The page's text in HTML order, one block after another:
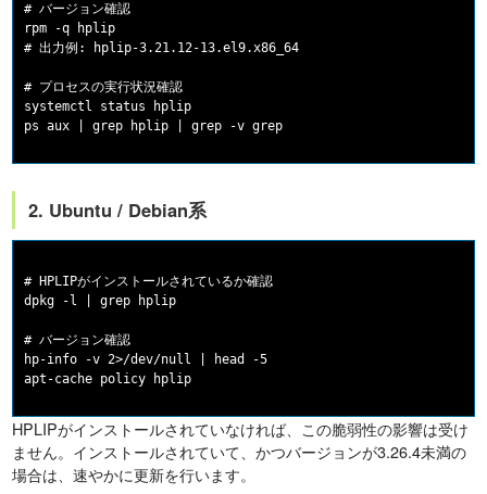
# バージョン確認
rpm -q hplip
# 出力例: hplip-3.21.12-13.el9.x86_64
# プロセスの実行状況確認
systemctl status hplip
2. Ubuntu / Debian系
# HPLIPがインストールされているか確認
dpkg -l | grep hplip
# バージョン確認
hp-info -v 2>/dev/null | head -5
HPLIPがインストールされていなければ、この脆弱性の影響は受け
ません。インストールされていて、かつバージョンが3.26.4未満の
場合は、速やかに更新を行います。